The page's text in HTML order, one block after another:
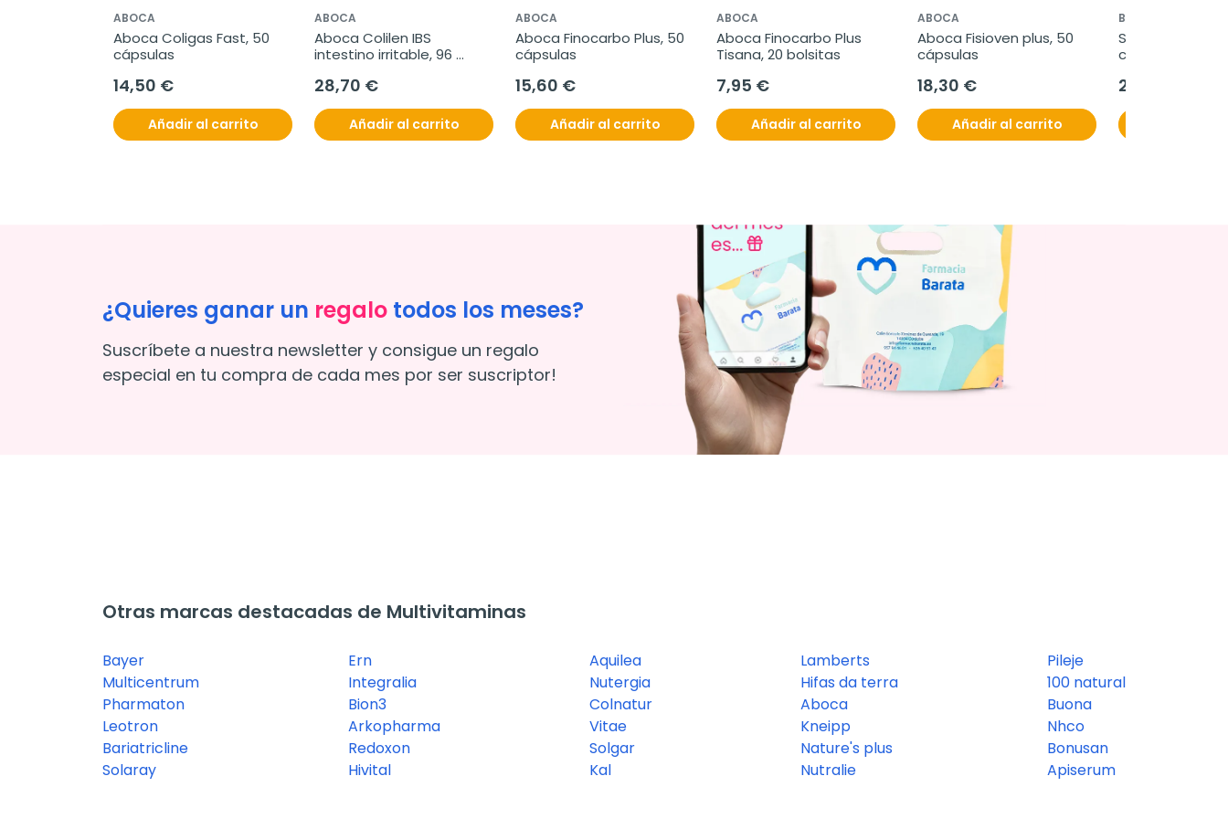
ABOCA
Aboca Coligas Fast, 50
cápsulas
14,50 €
Añadir al carrito
ABOCA
Aboca Colilen IBS
intestino irritable, 96
28,70 €
Añadir al carrito
ABOCA
Aboca Finocarbo Plus, 50
cápsulas
15,60 €
Añadir al carrito
ABOCA
Aboca Finocarbo Plus
Tisana, 20 bolsitas
7,95 €
Añadir al carrito
ABOCA
Aboca Fisioven plus, 50
cápsulas
18,30 €
Añadir al carrito
BAYER
Supradyn
comprimidos
25,80 €
¿Quieres ganar un regalo todos los meses?
Suscríbete a nuestra newsletter y consigue un regalo
especial en tu compra de cada mes por ser suscriptor!
Otras marcas destacadas de Multivitaminas
Bayer
Multicentrum
Pharmaton
Leotron
Bariatricline
Solaray
Ern
Integralia
Bion3
Arkopharma
Redoxon
Hivital
Aquilea
Nutergia
Colnatur
Vitae
Solgar
Kal
Lamberts
Hifas da terra
Aboca
Kneipp
Nature's plus
Nutralie
Pileje
100 natural
Buona
Nhco
Bonusan
Apiserum